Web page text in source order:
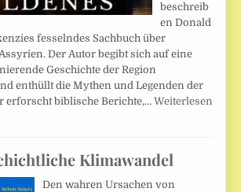
beschreib
en Donald
fesselndes Sachbuch über
Der Autor begibt sich auf eine
Geschichte der Region
enthüllt die Mythen und Legenden der
erforscht biblische Berichte,…Weiterlesen
Klimawandel
Den wahren Ursachen von